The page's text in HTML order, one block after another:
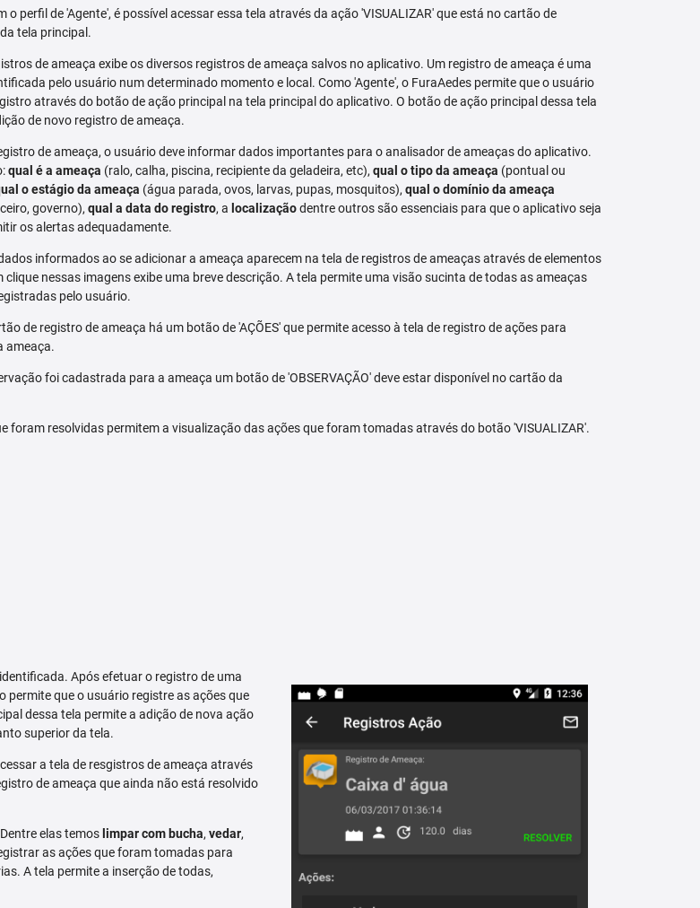
o perfil de 'Agente', é possível acessar essa tela através da ação 'VISUALIZAR' que está no cartão de
tela principal.
de ameaça exibe os diversos registros de ameaça salvos no aplicativo. Um registro de ameaça é uma
pelo usuário num determinado momento e local. Como 'Agente', o FuraAedes permite que o usuário
através do botão de ação principal na tela principal do aplicativo. O botão de ação principal dessa tela
de novo registro de ameaça.
de ameaça, o usuário deve informar dados importantes para o analisador de ameaças do aplicativo.
qual é a ameaça (ralo, calha, piscina, recipiente da geladeira, etc),qual o tipo da ameaça (pontual ou
o estágio da ameaça (água parada, ovos, larvas, pupas, mosquitos),qual o domínio da ameaça
governo),qual a data do registro, a localizaçãodentre outros são essenciais para que o aplicativo seja
os alertas adequadamente.
informados ao se adicionar a ameaça aparecem na tela de registros de ameaças através de elementos
clique nessas imagens exibe uma breve descrição. A tela permite uma visão sucinta de todas as ameaças
pelo usuário.
de registro de ameaça há um botão de 'AÇÕES' que permite acesso à tela de registro de ações para
ameaça.
foi cadastrada para a ameaça um botão de 'OBSERVAÇÃO' deve estar disponível no cartão da
foram resolvidas permitem a visualização das ações que foram tomadas através do botão 'VISUALIZAR'.
Após efetuar o registro de uma
permite que o usuário registre as ações que
dessa tela permite a adição de nova ação
superior da tela.
a tela de resgistros de ameaça através
de ameaça que ainda não está resolvido
elas temos limpar com bucha, vedar,
as ações que foram tomadas para
A tela permite a inserção de todas,